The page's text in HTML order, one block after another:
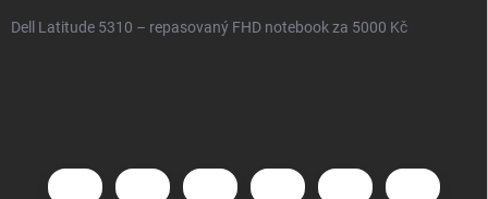
Dell Latitude 5310 – repasovaný FHD notebook za 5000 Kč